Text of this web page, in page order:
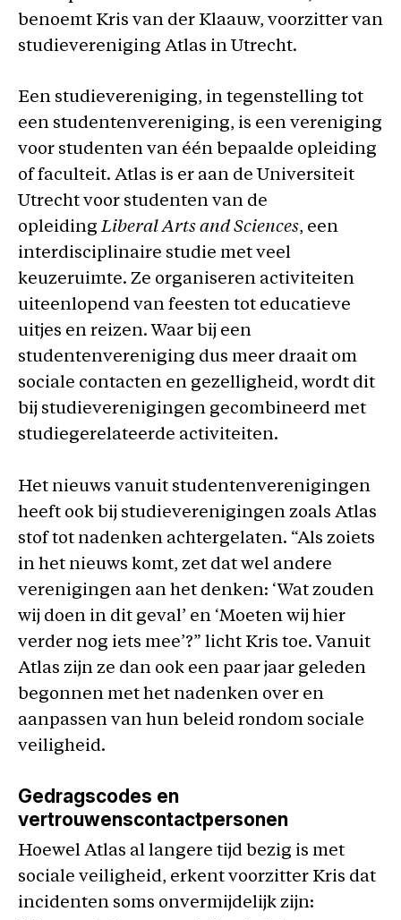
benoemt Kris van der Klaauw, voorzitter van
studievereniging Atlas in Utrecht.
Een studievereniging, in tegenstelling tot
een studentenvereniging, is een vereniging
voor studenten van één bepaalde opleiding
of faculteit. Atlas is er aan de Universiteit
Utrecht voor studenten van de
opleidingLiberal Arts and Sciences, een
interdisciplinaire studie met veel
keuzeruimte. Ze organiseren activiteiten
uiteenlopend van feesten tot educatieve
uitjes en reizen. Waar bij een
studentenvereniging dus meer draait om
sociale contacten en gezelligheid, wordt dit
bij studieverenigingen gecombineerd met
studiegerelateerde activiteiten.
Het nieuws vanuit studentenverenigingen
heeft ook bij studieverenigingen zoals Atlas
stof tot nadenken achtergelaten. “Als zoiets
in het nieuws komt, zet dat wel andere
verenigingen aan het denken: ‘Wat zouden
wij doen in dit geval’ en ‘Moeten wij hier
verder nog iets mee’?” licht Kris toe. Vanuit
Atlas zijn ze dan ook een paar jaar geleden
begonnen met het nadenken over en
aanpassen van hun beleid rondom sociale
veiligheid.
Gedragscodes en
vertrouwenscontactpersonen
Hoewel Atlas al langere tijd bezig is met
sociale veiligheid, erkent voorzitter Kris dat
incidenten soms onvermijdelijk zijn: